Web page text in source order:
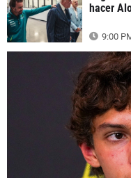
hacer
9:00